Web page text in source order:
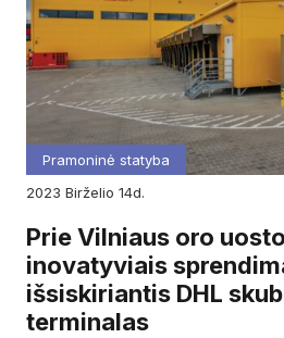
Pramoninė statyba
2023
birželio 14d.
Prie Vilniaus oro
inovatyviais
išsiskiriantis DHL
terminalas